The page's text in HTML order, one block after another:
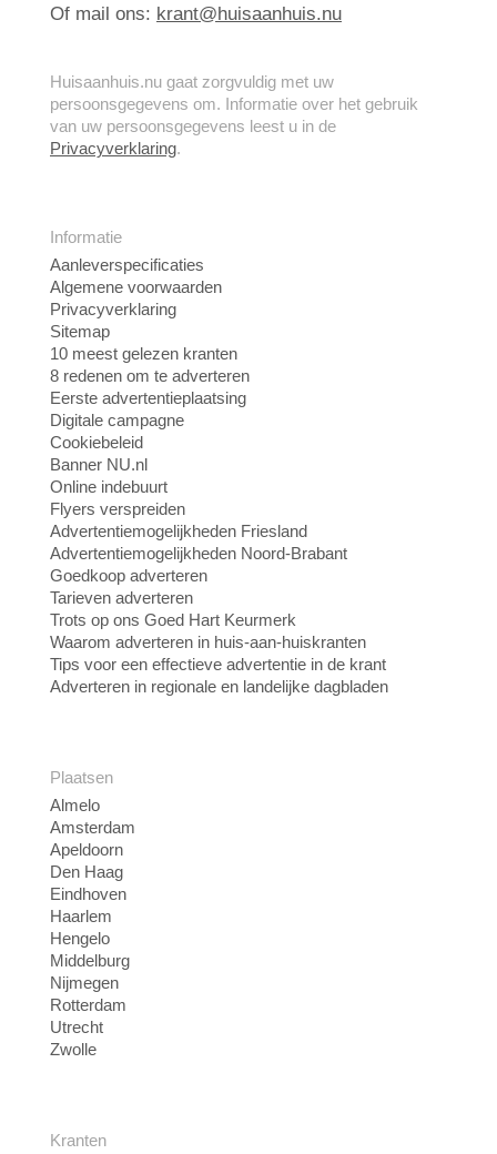
Of mail ons: krant@huisaanhuis.nu
Huisaanhuis.nu gaat zorgvuldig met uw
persoonsgegevens om. Informatie over het gebruik
van uw persoonsgegevens leest u in de
Privacyverklaring.
Informatie
Aanleverspecificaties
Algemene voorwaarden
Privacyverklaring
Sitemap
10 meest gelezen kranten
8 redenen om te adverteren
Eerste advertentieplaatsing
Digitale campagne
Cookiebeleid
Banner NU.nl
Online indebuurt
Flyers verspreiden
Advertentiemogelijkheden Friesland
Advertentiemogelijkheden Noord-Brabant
Goedkoop adverteren
Tarieven adverteren
Trots op ons Goed Hart Keurmerk
Waarom adverteren in huis-aan-huiskranten
Tips voor een effectieve advertentie in de krant
Adverteren in regionale en landelijke dagbladen
Plaatsen
Almelo
Amsterdam
Apeldoorn
Den Haag
Eindhoven
Haarlem
Hengelo
Middelburg
Nijmegen
Rotterdam
Utrecht
Zwolle
Kranten